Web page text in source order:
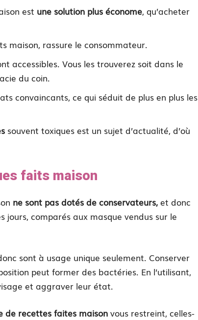
est une solution plus économe, qu’acheter
maison, rassure le consommateur.
accessibles. Vous les trouverez soit dans le
du coin.
convaincants, ce qui séduit de plus en plus les
souvent toxiques est un sujet d’actualité, d’où
faits maison
ne sont pas dotés de conservateurs, et donc
jours, comparés aux masque vendus sur le
sont à usage unique seulement. Conserver
peut former des bactéries. En l’utilisant,
et aggraver leur état.
de recettes faites maison vous restreint, celles-